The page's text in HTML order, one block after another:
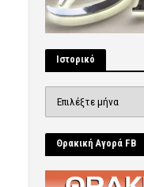
Ιστορικό
Θρακική Αγορά FB